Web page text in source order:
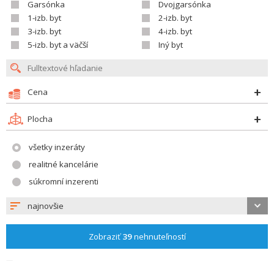
Garsónka
Dvojgarsónka
1-izb. byt
2-izb. byt
3-izb. byt
4-izb. byt
5-izb. byt a väčší
Iný byt
Cena
Plocha
všetky inzeráty
realitné kancelárie
súkromní inzerenti
najnovšie
Zobraziť39nehnuteľností